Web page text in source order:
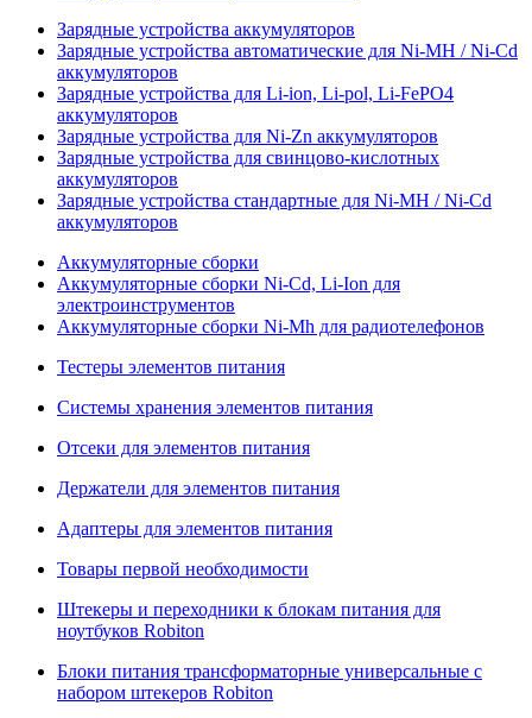
Зарядные устройства аккумуляторов
Зарядные устройства автоматические для Ni-MH / Ni-Cd
аккумуляторов
Зарядные устройства для Li-ion, Li-pol, Li-FePO4
аккумуляторов
Зарядные устройства для Ni-Zn аккумуляторов
Зарядные устройства для свинцово-кислотных
аккумуляторов
Зарядные устройства стандартные для Ni-MH / Ni-Cd
аккумуляторов
Аккумуляторные сборки
Аккумуляторные сборки Ni-Cd, Li-Ion для
электроинструментов
Аккумуляторные сборки Ni-Mh для радиотелефонов
Тестеры элементов питания
Системы хранения элементов питания
Отсеки для элементов питания
Держатели для элементов питания
Адаптеры для элементов питания
Товары первой необходимости
Штекеры и переходники к блокам питания для
ноутбуков Robiton
Блоки питания трансформаторные универсальные с
набором штекеров Robiton